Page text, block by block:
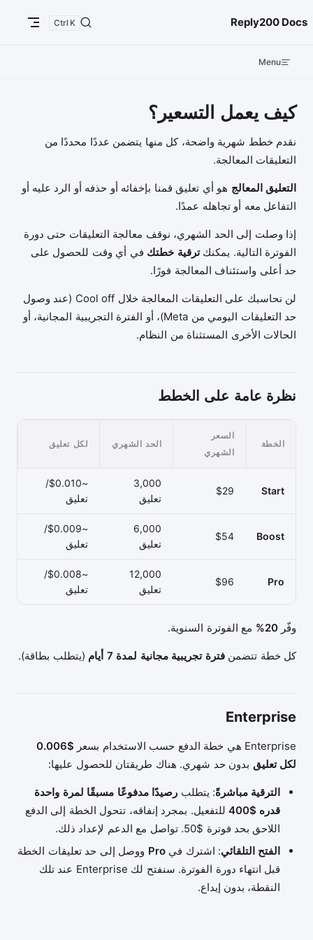
Reply200 Docs
K
Menu
كيف يعمل التسعير؟
نقدم خطط شهرية واضحة، كل منها يتضمن عددًا محددًا من
التعليقات المعالجة.
التعليق المعالج هو أي تعليق قمنا بإخفائه أو حذفه أو الرد عليه أو
التفاعل معه أو تجاهله عمدًا.
إذا وصلت إلى الحد الشهري، نوقف معالجة التعليقات حتى دورة
الفوترة التالية. يمكنكترقية خطتك في أي وقت للحصول على
حد أعلى واستئناف المعالجة فورًا.
لن نحاسبك على التعليقات المعالجة خلال Cool off (عند وصول
حد التعليقات اليومي من Meta)، أو الفترة التجريبية المجانية، أو
الحالات الأخرى المستثناة من النظام.
نظرة عامة على الخطط
الخطة
السعر
الشهري
الحد الشهري لكل تعليق
Start
$29
3,000
تعليق
~$0.010/
تعليق
Boost
$54
6,000
تعليق
~$0.009/
تعليق
Pro
$96
12,000
تعليق
~$0.008/
تعليق
وفّر20% مع الفوترة السنوية.
كل خطة تتضمنفترة تجريبية مجانية لمدة 7 أيام (يتطلب بطاقة).
Enterprise
Enterprise هي خطة الدفع حسب الاستخدام بسعر
$0.006
لكل تعليق بدون حد شهري. هناك طريقتان للحصول عليها:
الترقية مباشرةً: يتطلب رصيدًا مدفوعًا مسبقًا لمرة واحدة
قدره $400
للتفعيل. بمجرد إنفاقه، تتحول الخطة إلى الدفع
اللاحق بحد فوترة $50. تواصل مع الدعم لإعداد ذلك.
الفتح التلقائي: اشترك فيPro ووصل إلى حد تعليقات الخطة
قبل انتهاء دورة الفوترة. سنفتح لك Enterprise عند تلك
النقطة، بدون إيداع.